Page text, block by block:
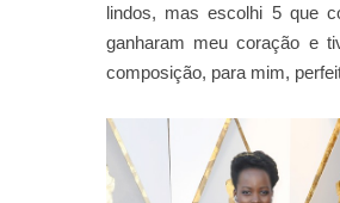
lindos, mas escolhi 5 que
ganharam meu coração e
composição, para mim,